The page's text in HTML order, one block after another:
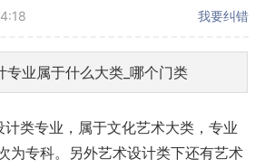
我要纠错
计类专业，属于文化艺术大类，专业
为专科。另外艺术设计类下还有艺术